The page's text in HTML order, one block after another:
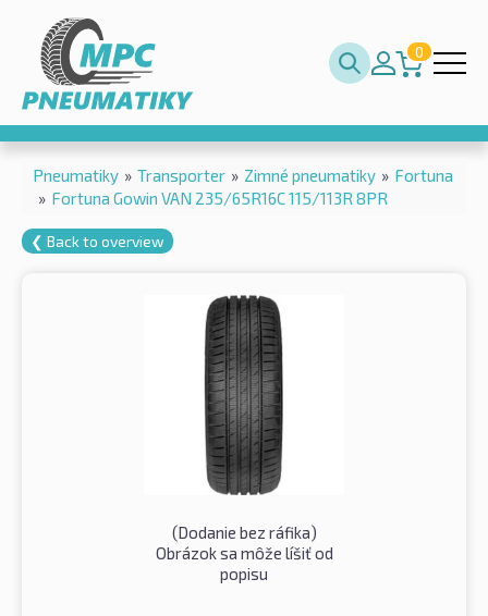
0
Pneumatiky » Transporter » Zimné pneumatiky » Fortuna
» Fortuna Gowin VAN 235/65R16C 115/113R 8PR
❮ Back to overview
(Dodanie bez ráfika)
Obrázok sa môže líšiť od
popisu